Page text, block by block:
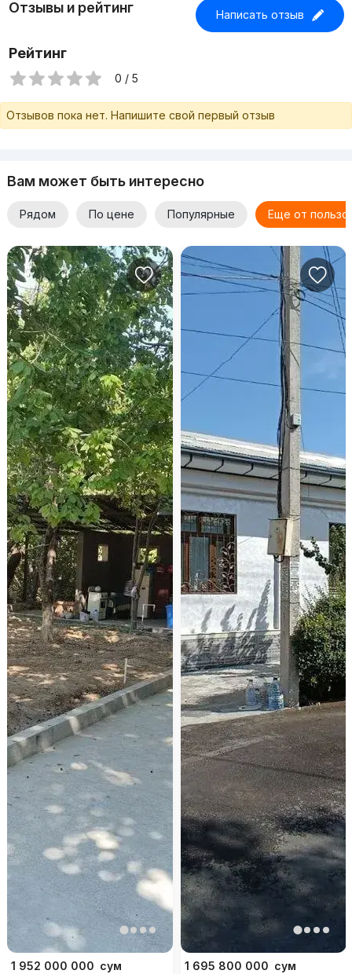
Отзывы и рейтинг Написать отзыв
Рейтинг
0 / 5
Отзывов пока нет. Напишите свой первый отзыв
Вам может быть интересно
Рядом По цене Популярные Еще от
1 952 000 000 сум 1 695 800 000 сум